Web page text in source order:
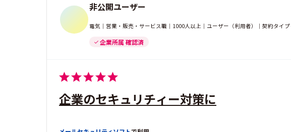
非公開ユーザー
電気｜営業・販売・サービス職｜1000人以上｜ユーザー（利用者）｜契約タイプ
企業所属 確認済
企業のセキュリチィー対策に